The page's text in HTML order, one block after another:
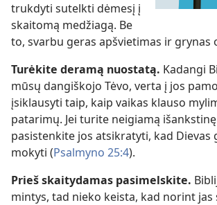
trukdyti sutelkti dėmesį į
skaitomą medžiagą. Be
to, svarbu geras apšvietimas ir grynas
Turėkite deramą nuostatą. Kadangi
mūsų dangiškojo Tėvo, verta į jos
įsiklausyti taip, kaip vaikas klauso
patarimų. Jei turite neigiamą
pasistenkite jos atsikratyti, kad Dievas
mokyti (Psalmyno 25:4).
Prieš skaitydamas pasimelskite.
mintys, tad nieko keista, kad norint